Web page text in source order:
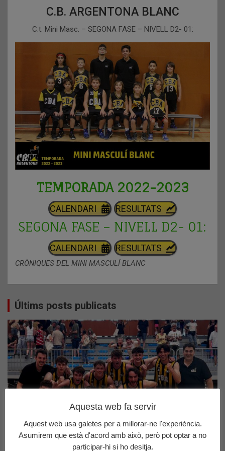
C.B. ARGENTONA BLANC
C.t. Mini Masc. – SEGONA FASE – NIVELL D2- 01:
TEMPORADA 2022-2023
CALENDARI RESULTATS
SEGONA FASE – NIVELL D2- 01:
CALENDARI RESULTATS
CRÒNIQUES DEL MINI MASCULÍ BLANC
Últims posts publicats
ACTUALITAT CRÒNIQUES SOTS 25 MASCULÍ
Aquesta web fa servir
Aquest web usa galetes per a millorar-ne l'experiència.
Asumirem que està d'acord amb això, però pot optar a no
participar-hi si ho desitja.